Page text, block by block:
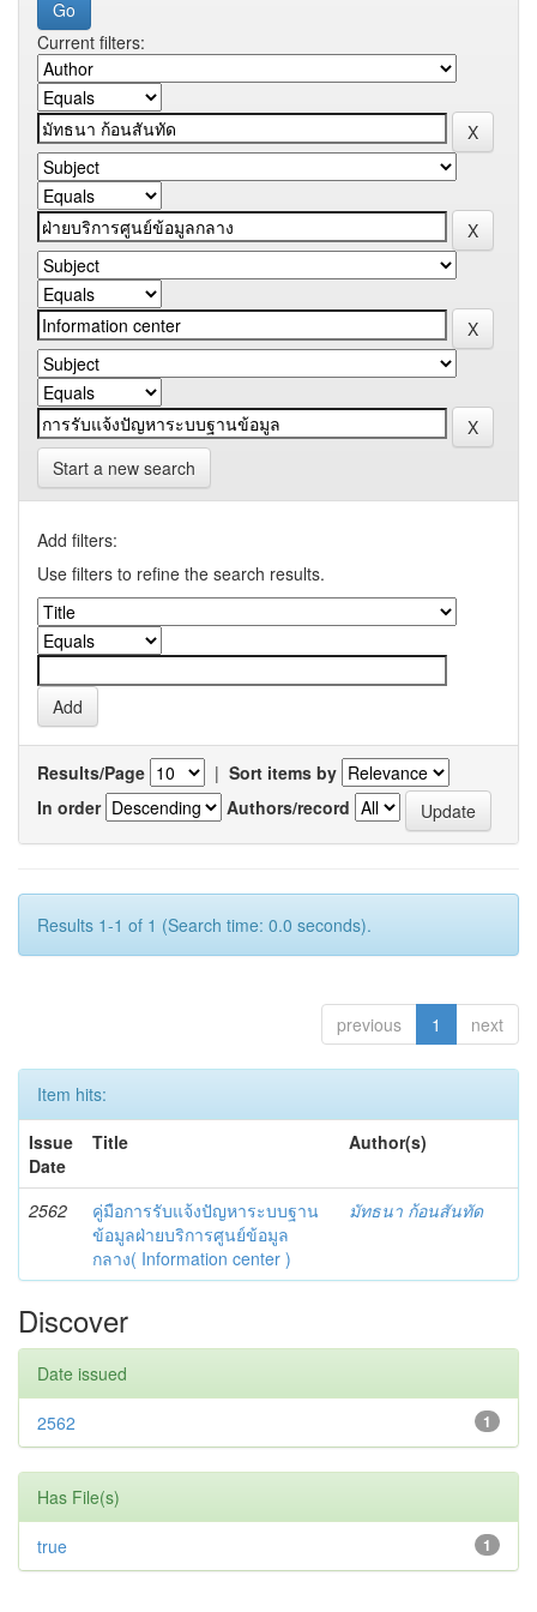
Current filters:
Start a new search
Add filters:
Use filters to refine the search results.
Results/Page | Sort items by
In order
Authors/record
Results 1-1 of 1 (Search time: 0.0 seconds).
previous 1 next
Item hits:
Issue
Date
Title Author(s)
2562
คู่มือการรับแจ้งปัญหาระบบฐาน
ข้อมูลฝ่ายบริการศูนย์ข้อมูล
กลาง( Information center )
มัทธนา ก้อนสันทัด
Discover
Date issued
1
2562
Has File(s)
1
true